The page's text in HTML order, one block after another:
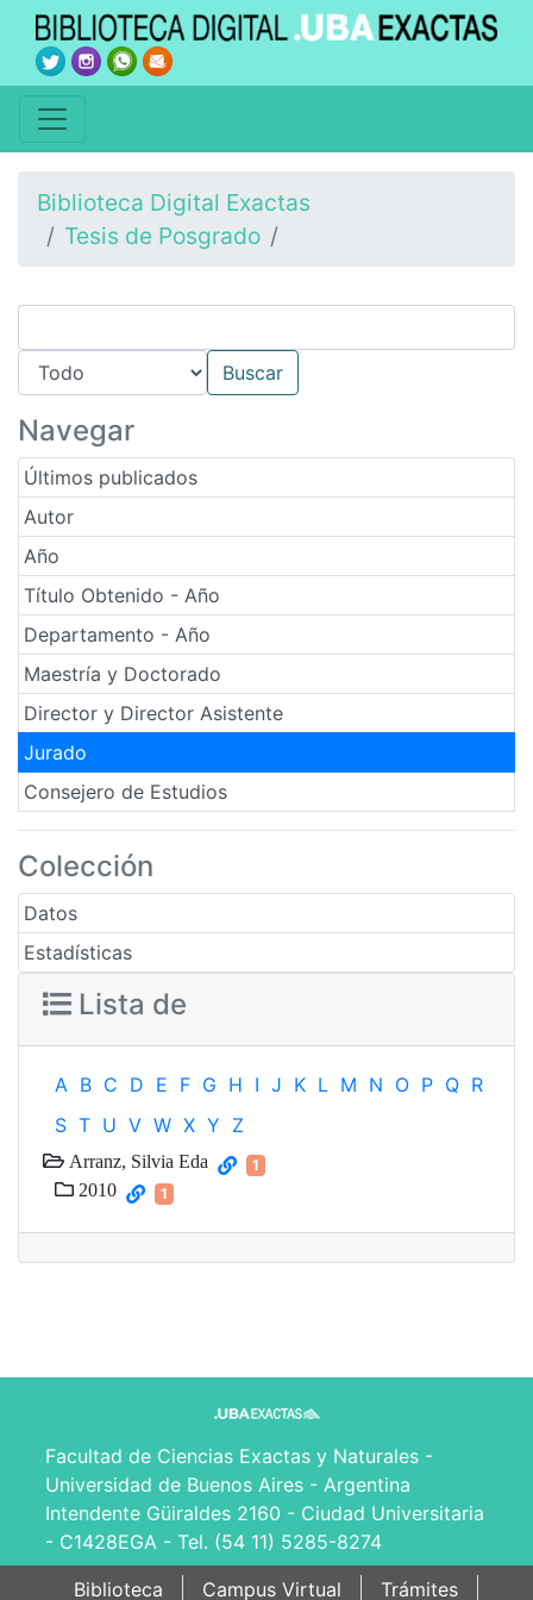
Biblioteca Digital Exactas
Tesis de Posgrado
Navegar
Últimos publicados
Autor
Año
Título Obtenido - Año
Departamento - Año
Maestría y Doctorado
Director y Director Asistente
Jurado
Consejero de Estudios
Colección
Datos
Estadísticas
Lista de
A B C D E F G H I J K L M N O P Q R
S T U V W X Y Z
Arranz, Silvia Eda 1
2010 1
Facultad de Ciencias Exactas y Naturales -
Universidad de Buenos Aires - Argentina
Intendente Güiraldes 2160 - Ciudad Universitaria
- C1428EGA - Tel. (54 11) 5285-8274
Biblioteca
Campus Virtual Trámites